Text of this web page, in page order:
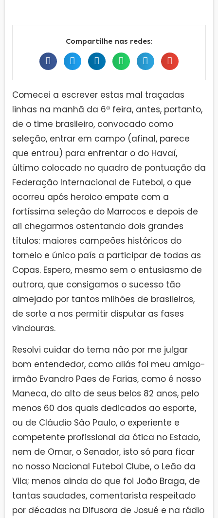
Compartilhe nas redes:
Comecei a escrever estas mal traçadas
linhas na manhã da 6ª feira, antes, portanto,
de o time brasileiro, convocado como
seleção, entrar em campo (afinal, parece
que entrou) para enfrentar o do Havaí,
último colocado no quadro de pontuação da
Federação Internacional de Futebol, o que
ocorreu após heroico empate com a
fortíssima seleção do Marrocos e depois de
ali chegarmos ostentando dois grandes
títulos: maiores campeões históricos do
torneio e único país a participar de todas as
Copas. Espero, mesmo sem o entusiasmo de
outrora, que consigamos o sucesso tão
almejado por tantos milhões de brasileiros,
de sorte a nos permitir disputar as fases
vindouras.
Resolvi cuidar do tema não por me julgar
bom entendedor, como aliás foi meu amigo-
irmão Evandro Paes de Farias, como é nosso
Maneca, do alto de seus belos 82 anos, pelo
menos 60 dos quais dedicados ao esporte,
ou de Cláudio São Paulo, o experiente e
competente profissional da ótica no Estado,
nem de Omar, o Senador, isto só para ficar
no nosso Nacional Futebol Clube, o Leão da
Vila; menos ainda do que foi João Braga, de
tantas saudades, comentarista respeitado
por décadas na Difusora de Josué e na rádio